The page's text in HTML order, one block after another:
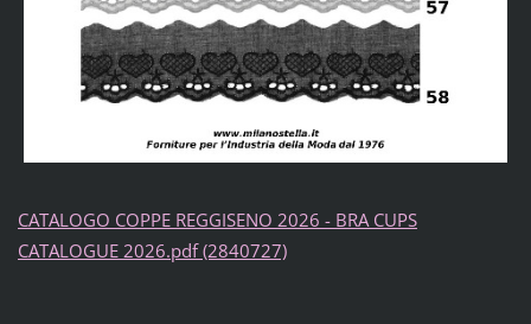
CATALOGO COPPE REGGISENO 2026 - BRA CUPS
CATALOGUE 2026.pdf (2840727)